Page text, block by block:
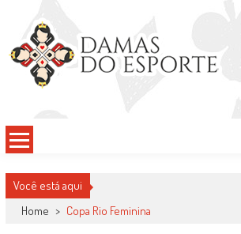
content
Você está aqui
Home > Copa Rio Feminina